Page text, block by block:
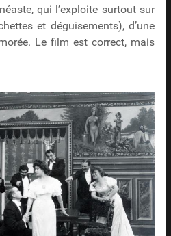
qui l’exploite surtout sur
et déguisements), d’une
Le film est correct, mais